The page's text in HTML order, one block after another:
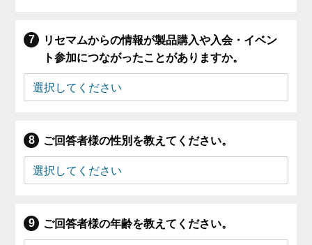
リセマムからの情報が製品購入や入会・イベン
ト参加につながったことがありますか。
ご回答者様の性別を教えてください。
ご回答者様の年齢を教えてください。